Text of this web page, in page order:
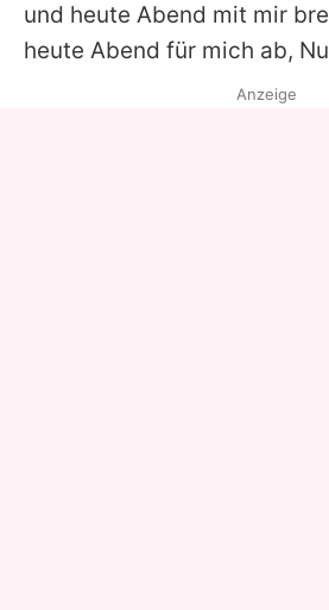
und heute Abend mit mir
heute Abend für mich ab,
Anzeige